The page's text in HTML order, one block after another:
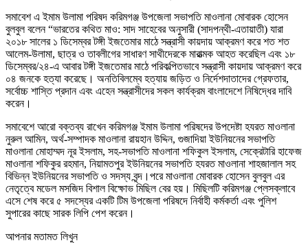
সমাবেশ এ ইমাম উলামা পরিষদ করিমগঞ্জ উপজেলা সভাপতি মাওলানা মোবারক হোসেন
বুলবুল বলেন “ভারতের কথিত মাও: সাদ সাহেবের অনুসারী (সাদপন্থী-এতায়াতী) যারা
২০১৮ সালের ১ ডিসেম্বর টঙ্গী ইজতেমার মাঠে সন্ত্রাসী কায়দায় আক্রমণ করে শত শত
আলেম-উলামা, ছাত্র ও তাবলীগের সাধারণ সাথীদেরকে মারাত্মক আহত করেছিল এবং ১৮
ডিসেম্বর/২৪-এ আবার টঙ্গী ইজতেমার মাঠে পরিকল্পিতভাবে সন্ত্রাসী কায়দায় আক্রমণ করে
০৪ জনকে হত্যা করেছে। অনতিবিলম্বে হত্যায় জড়িত ও নির্দেশদাতাদের গ্রেফতার,
সর্বোচ্চ শাস্তি প্রদান এবং এহেন সন্ত্রাসীদের সকল কার্যক্রম বাংলাদেশে নিষিদ্ধের দাবি
করেন।
সমাবেশে আরো বক্তব্য রাখেন করিমগঞ্জ ইমাম উলামা পরিষদের উপদেষ্টা হযরত মাওলানা
নুরুল আমিন, অর্থ-সম্পাদক মাওলানা রায়হান উদ্দিন, গুজাদিয়া ইউনিয়নের সভাপতি
মাওলানা মোহাম্মদ নূর ইসলাম, সহ-সভাপতি মাওলানা শফিকুল ইসলাম, সেক্রেটারি হাফেজ
মাওলানা শফিকুর রহমান, নিয়ামতপুর ইউনিয়নের সভাপতি হযরত মাওলানা শাহজালাল সহ
বিভিন্ন ইউনিয়নের সভাপতি ও সদস্য বৃন্দ।পরে মাওলানা মোবারক হোসেন বুলবুল এর
নেতৃত্বে মডেল মসজিদ বিশাল বিক্ষোভ মিছিল বের হয়। মিছিলটি করিমগঞ্জ প্লেসক্লাবে
এসে শেষ করে ৫ সদস্যের একটি টিম উপজেলা পরিষদে নির্বাহী কর্মকর্তা এবং পুলিশ
সুপারের কাছে সারক লিপি পেশ করেন।
আপনার মতামত লিখুন